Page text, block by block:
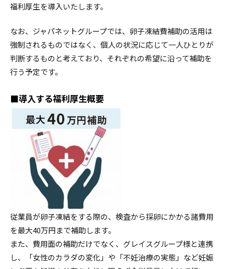
福利厚生を導入いたします。
なお、ジャパネットグループでは、卵子凍結費補助の活用は
強制されるものではなく、個⼈の状況に応じて一⼈ひとりが
判断するものと考えており、それぞれの希望に沿って補助を
行う予定です。
■導入する福利厚生概要
従業員が卵子凍結をする際の、検査から採卵にかかる諸費用
を最大40万円まで補助します。
また、費用面の補助だけでなく、グレイスグループ様と連携
し、「女性のカラダの変化」や「不妊治療の実態」など妊娠